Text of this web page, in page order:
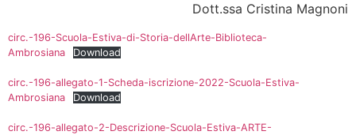
Dott.ssa Cristina Magnoni
circ.-196-Scuola-Estiva-di-Storia-dellArte-Biblioteca-
Ambrosiana
Download
circ.-196-allegato-1-Scheda-iscrizione-2022-Scuola-Estiva-
Ambrosiana
Download
circ.-196-allegato-2-Descrizione-Scuola-Estiva-ARTE-